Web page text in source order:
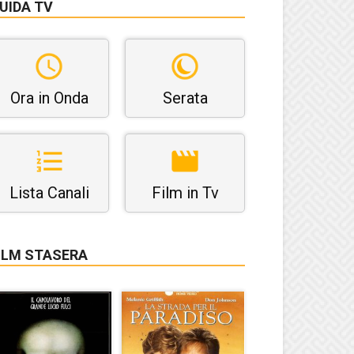
TV
Ora in Onda Serata
Lista Canali Film in Tv
STASERA